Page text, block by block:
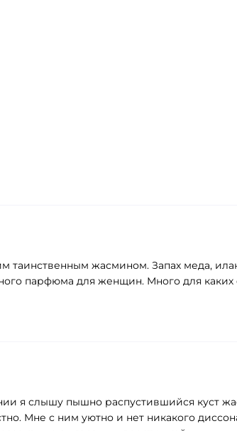
таинственным жасмином. Запах меда,
парфюма для женщин. Много для
я слышу пышно распустившийся куст
Мне с ним уютно и нет никакого